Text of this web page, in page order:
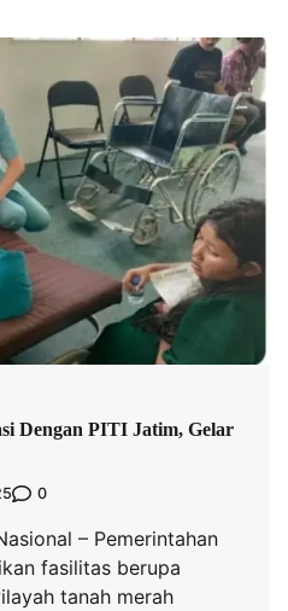
Dengan PITI Jatim, Gelar
0
– Pemerintahan
fasilitas berupa
tanah merah